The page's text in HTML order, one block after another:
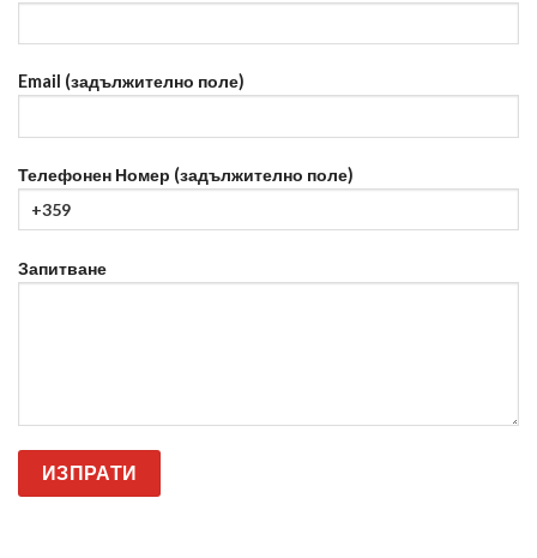
Email (задължително поле)
Телефонен Номер (задължително поле)
Запитване